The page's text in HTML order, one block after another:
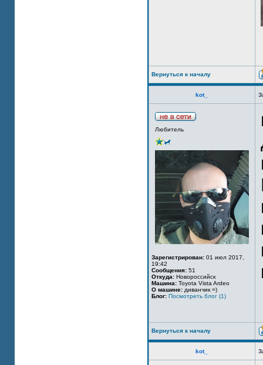
Вернуться к началу
kot_
Любитель
Зарегистрирован: 01 июл 2017,
19:42
Сообщения: 51
Откуда: Новороссийск
Машина: Toyota Vista Ardeo
О машине: диванчик =)
Блог: Посмотреть блог (1)
Вернуться к началу
kot_